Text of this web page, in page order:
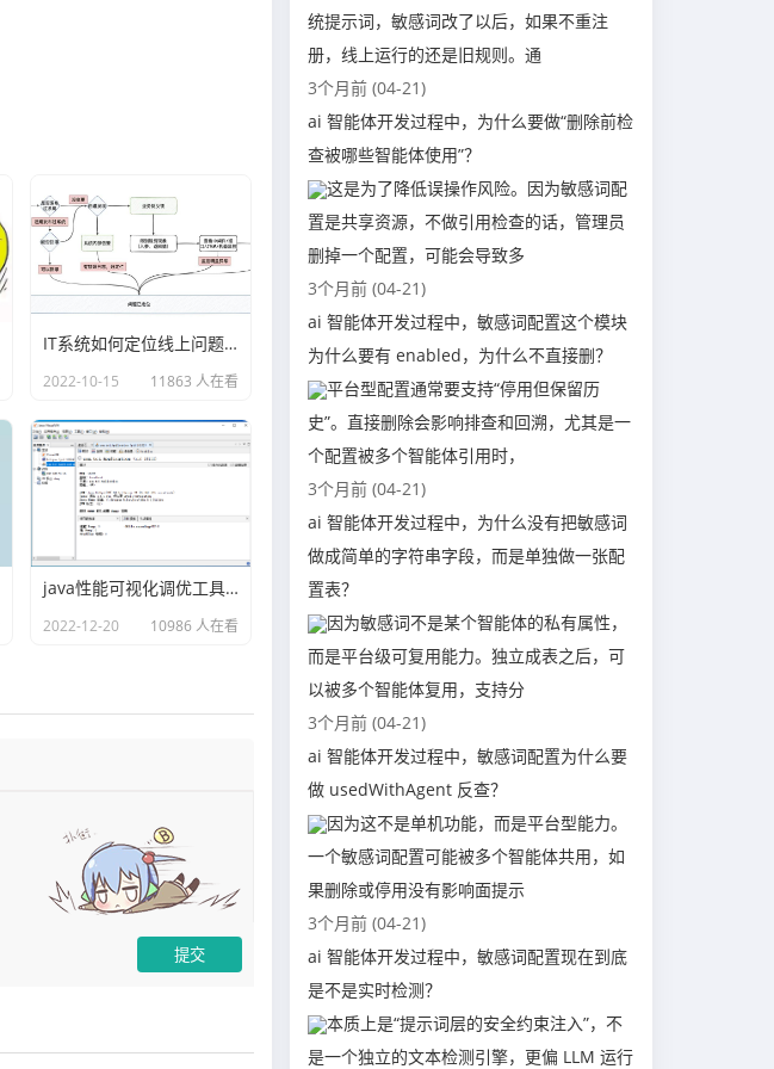
IT系统如何定位线上问题？
2022-10-15 11863 人在看
java性能可视化调优工具VisualVM
2022-12-20 10986 人在看
统提示词，敏感词改了以后，如果不重注
册，线上运行的还是旧规则。通
3个月前 (04-21)
ai 智能体开发过程中，为什么要做“删除前检
查被哪些智能体使用”？
这是为了降低误操作风险。因为敏感词配
置是共享资源，不做引用检查的话，管理员
删掉一个配置，可能会导致多
3个月前 (04-21)
ai 智能体开发过程中，敏感词配置这个模块
为什么要有 enabled，为什么不直接删？
平台型配置通常要支持“停用但保留历
史”。直接删除会影响排查和回溯，尤其是一
个配置被多个智能体引用时，
3个月前 (04-21)
ai 智能体开发过程中，为什么没有把敏感词
做成简单的字符串字段，而是单独做一张配
置表？
因为敏感词不是某个智能体的私有属性，
而是平台级可复用能力。独立成表之后，可
以被多个智能体复用，支持分
3个月前 (04-21)
ai 智能体开发过程中，敏感词配置为什么要
做 usedWithAgent 反查？
因为这不是单机功能，而是平台型能力。
一个敏感词配置可能被多个智能体共用，如
果删除或停用没有影响面提示
3个月前 (04-21)
ai 智能体开发过程中，敏感词配置现在到底
是不是实时检测？
本质上是“提示词层的安全约束注入”，不
是一个独立的文本检测引擎，更偏 LLM 运行